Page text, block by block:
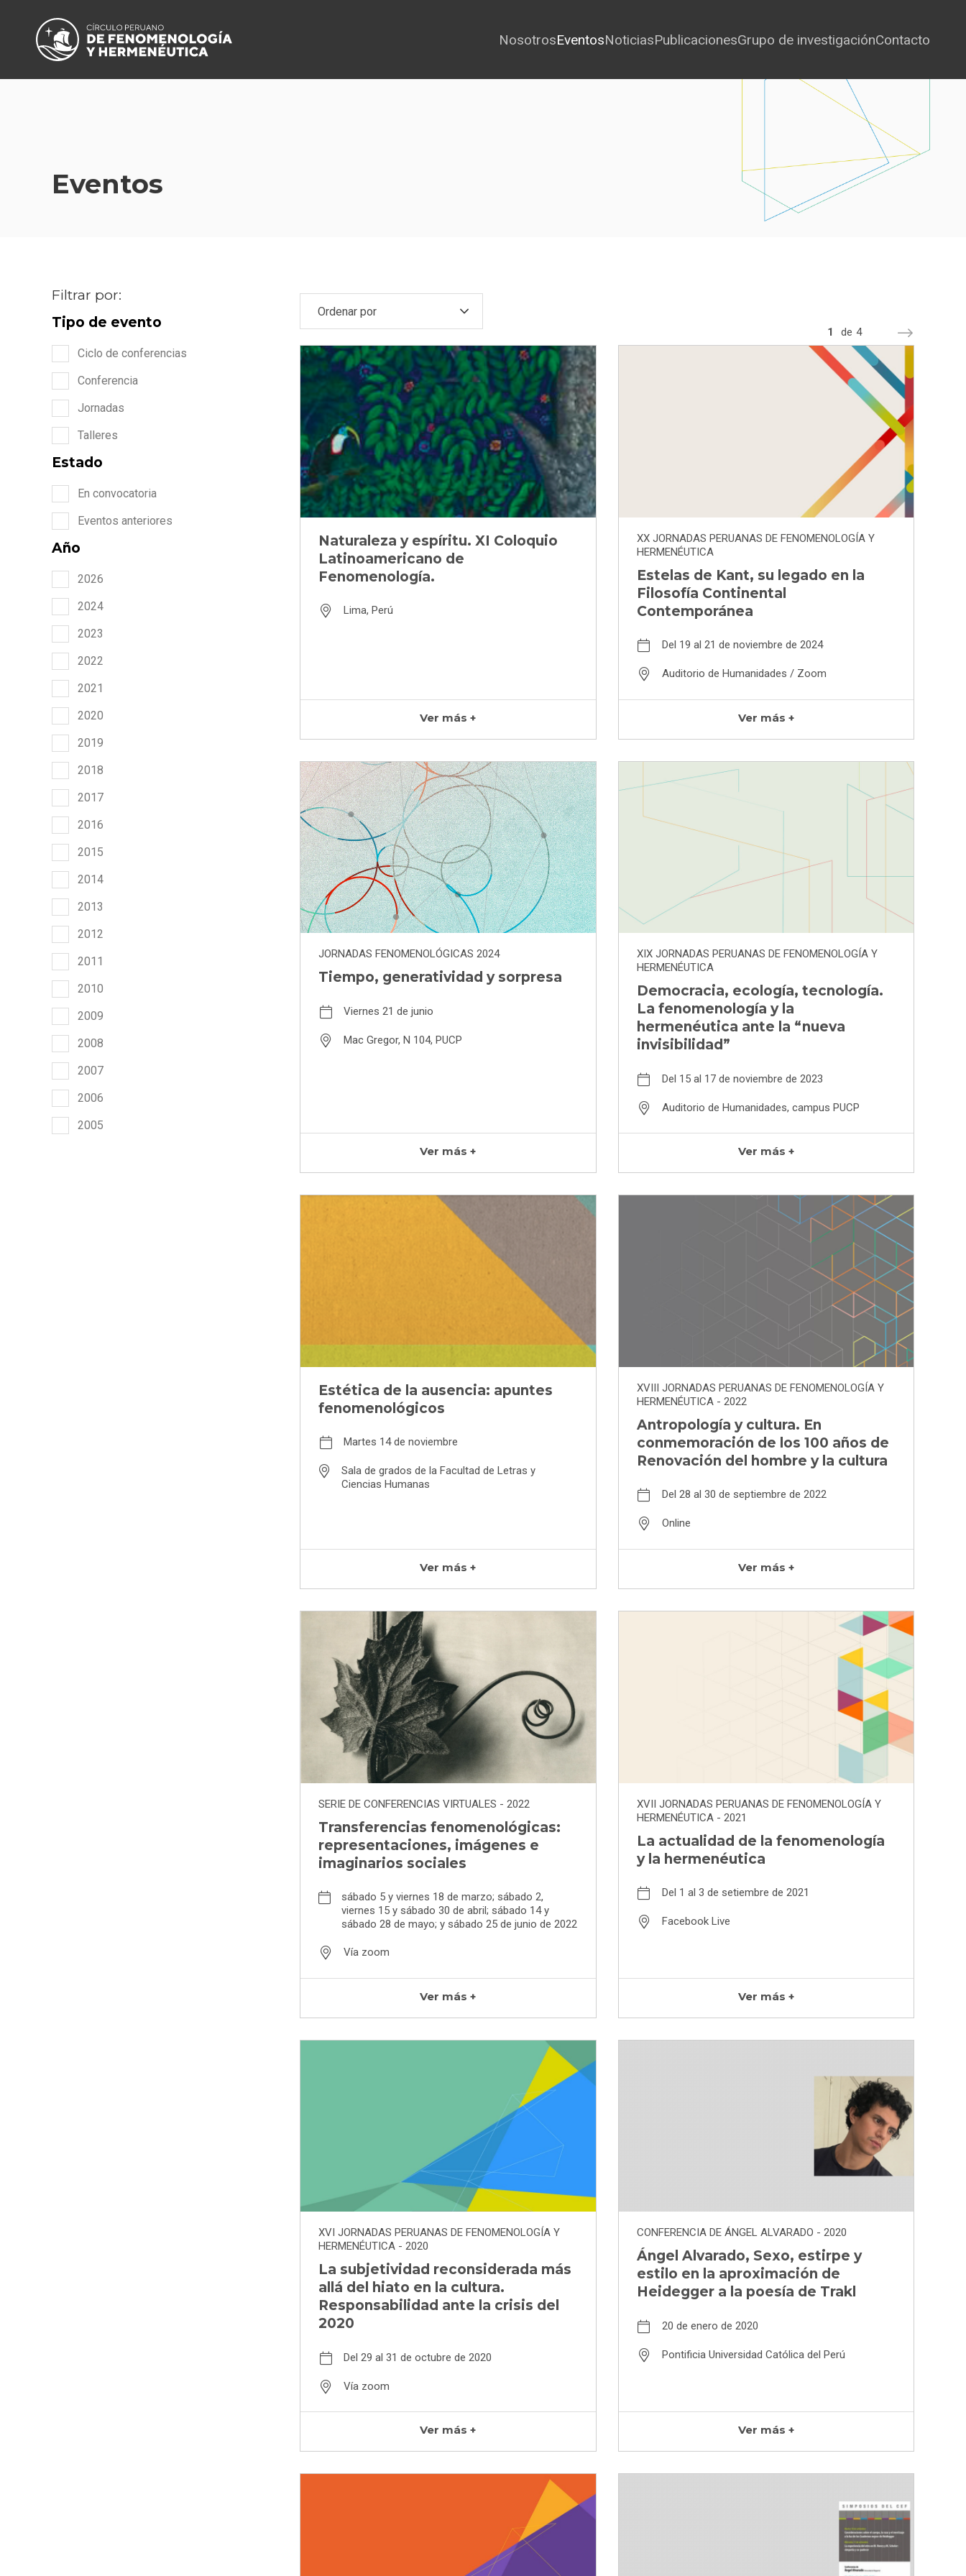
NosotrosEventosNoticiasPublicacionesGrupo de investigaciónContacto
Eventos
Filtrar por:
Tipo de evento
Ciclo de conferencias
Conferencia
Jornadas
Talleres
Estado
En convocatoria
Eventos anteriores
Año
2026
2024
2023
2022
2021
2020
2019
2018
2017
2016
2015
2014
2013
2012
2011
2010
2009
2008
2007
2006
2005
1 de 4
Naturaleza y espíritu. XI Coloquio
Latinoamericano de
Fenomenología.
Lima, Perú
Ver más +
XX JORNADAS PERUANAS DE FENOMENOLOGÍA Y
HERMENÉUTICA
Estelas de Kant, su legado en la
Filosofía Continental
Contemporánea
Del 19 al 21 de noviembre de 2024
Auditorio de Humanidades / Zoom
Ver más +
JORNADAS FENOMENOLÓGICAS 2024
Tiempo, generatividad y sorpresa
Viernes 21 de junio
Mac Gregor, N 104, PUCP
Ver más +
XIX JORNADAS PERUANAS DE FENOMENOLOGÍA Y
HERMENÉUTICA
Democracia, ecología, tecnología.
La fenomenología y la
hermenéutica ante la “nueva
invisibilidad”
Del 15 al 17 de noviembre de 2023
Auditorio de Humanidades, campus PUCP
Ver más +
Estética de la ausencia: apuntes
fenomenológicos
Martes 14 de noviembre
Sala de grados de la Facultad de Letras y
Ciencias Humanas
Ver más +
XVIII JORNADAS PERUANAS DE FENOMENOLOGÍA Y
HERMENÉUTICA - 2022
Antropología y cultura. En
conmemoración de los 100 años de
Renovación del hombre y la cultura
Del 28 al 30 de septiembre de 2022
Online
Ver más +
SERIE DE CONFERENCIAS VIRTUALES - 2022
Transferencias fenomenológicas:
representaciones, imágenes e
imaginarios sociales
sábado 5 y viernes 18 de marzo; sábado 2,
viernes 15 y sábado 30 de abril; sábado 14 y
sábado 28 de mayo; y sábado 25 de junio de 2022
Vía zoom
Ver más +
XVII JORNADAS PERUANAS DE FENOMENOLOGÍA Y
HERMENÉUTICA - 2021
La actualidad de la fenomenología
y la hermenéutica
Del 1 al 3 de setiembre de 2021
Facebook Live
Ver más +
XVI JORNADAS PERUANAS DE FENOMENOLOGÍA Y
HERMENÉUTICA - 2020
La subjetividad reconsiderada más
allá del hiato en la cultura.
Responsabilidad ante la crisis del
2020
Del 29 al 31 de octubre de 2020
Vía zoom
Ver más +
CONFERENCIA DE ÁNGEL ALVARADO - 2020
Ángel Alvarado, Sexo, estirpe y
estilo en la aproximación de
Heidegger a la poesía de Trakl
20 de enero de 2020
Pontificia Universidad Católica del Perú
Ver más +